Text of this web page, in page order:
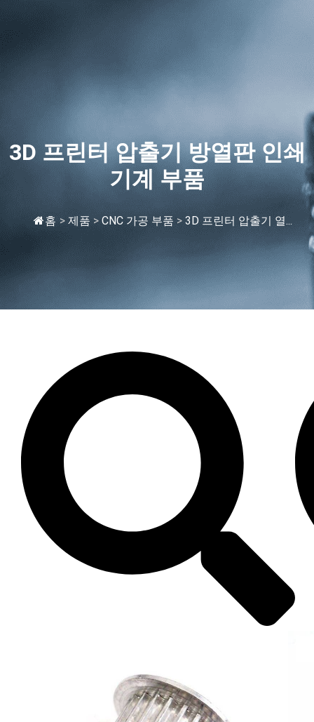
3D 프린터 압출기 방열판 인쇄
기계 부품
홈 > 제품 > CNC 가공 부품 > 3D 프린터 압출기 열...